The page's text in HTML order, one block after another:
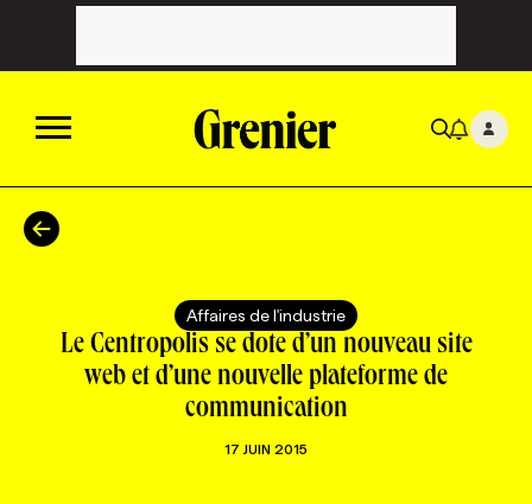
ACTUALITÉS
CATÉGORIES
TOUTES LES CATÉGORIES
CAMPAGNES ET CRÉATIVITÉ
CHRONIQUES
TOUTES LES CHRONIQUES
FORFAITS ABONNEMENT
VOIR TOUTES LES PARUTIONS
INFOLETTRES
INFOLETTRE EN BREF
Affaires de l'industrie
Le Centropolis se dote d’un nouveau site
web et d’une nouvelle plateforme de
communication
17 JUIN 2015